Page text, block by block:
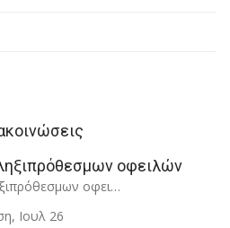
οφειλών
οφει…
, Ιουλ 26